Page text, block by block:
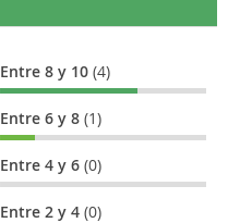
Entre 8 y 10(4)
Entre 6 y 8(1)
Entre 4 y 6(0)
Entre 2 y 4(0)